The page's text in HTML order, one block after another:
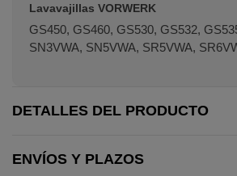
Lavavajillas VORWERK
GS450, GS460, GS530, GS532,
SN3VWA, SN5VWA, SR5VWA,
DETALLES DEL PRODUCTO
ENVÍOS Y PLAZOS